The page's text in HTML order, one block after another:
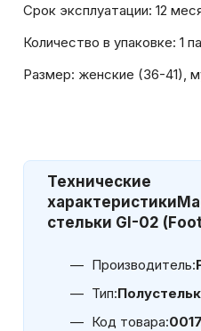
Срок эксплуатации: 12
Количество в упаковке: 1
Размер: женские (36-41),
Технические
характеристики
стельки GI-02
Производитель:
Тип:
Код товара: